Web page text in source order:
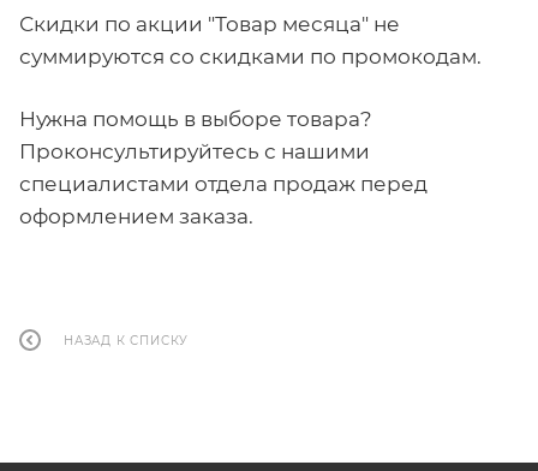
Скидки по акции "Товар месяца" не
суммируются со скидками по промокодам.
Нужна помощь в выборе товара?
Проконсультируйтесь с нашими
специалистами отдела продаж перед
оформлением заказа.
НАЗАД К СПИСКУ